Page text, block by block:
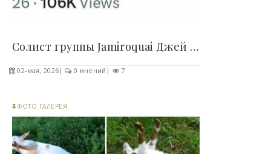
Солист группы Jamiroquai Джей Кей расстался с..
02-мая, 2026 0 мнений 7
ФОТО ГАЛЕРЕЯ